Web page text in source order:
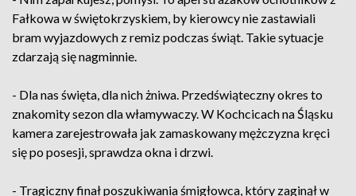
Fałkowa w świętokrzyskiem, by kierowcy nie zastawiali
bram wyjazdowych z remiz podczas świąt. Takie sytuacje
zdarzają się nagminnie.
- Dla nas święta, dla nich żniwa. Przedświąteczny okres to
znakomity sezon dla włamywaczy. W Kochcicach na Śląsku
kamera zarejestrowała jak zamaskowany mężczyzna kręci
się po posesji, sprawdza okna i drzwi.
- Tragiczny finał poszukiwania śmigłowca, który zaginął w